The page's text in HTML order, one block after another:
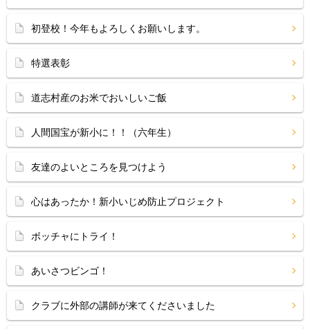
初登校！今年もよろしくお願いします。
特選表彰
道志村産のお米でおいしいご飯
人間国宝が新小に！！（六年生）
友達のよいところを見つけよう
心はあったか！新小いじめ防止プロジェクト
ボッチャにトライ！
あいさつビンゴ！
クラブに外部の講師が来てくださいました